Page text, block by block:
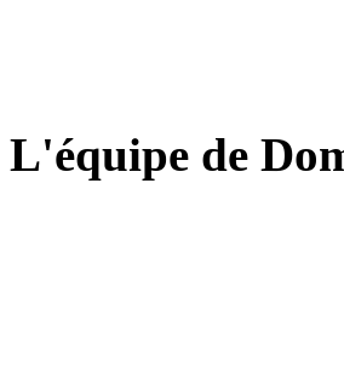
L'équipe de